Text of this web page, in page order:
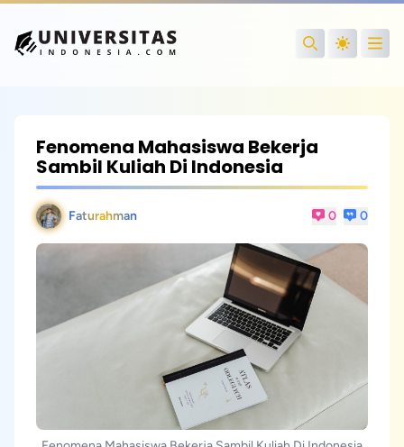
Search
Fenomena Mahasiswa Bekerja
Sambil Kuliah Di Indonesia
Faturahman 0 0